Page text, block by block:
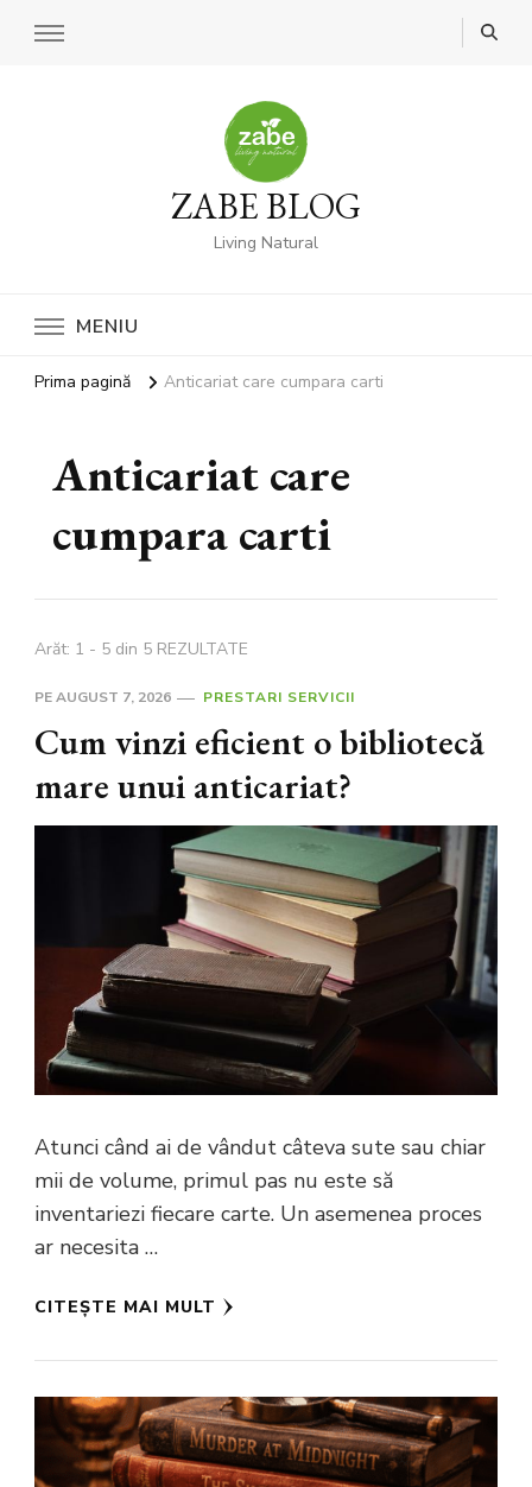
ZABE BLOG
Living Natural
MENIU
Prima pagină Anticariat care cumpara carti
Anticariat care
cumpara carti
Arăt: 1 - 5 din 5 REZULTATE
PEAUGUST 7, 2026 PRESTARI SERVICII
Cum vinzi eficient o bibliotecă
mare unui anticariat?
Atunci când ai de vândut câteva sute sau chiar
mii de volume, primul pas nu este să
inventariezi fiecare carte. Un asemenea proces
ar necesita …
CITEȘTE MAI MULT